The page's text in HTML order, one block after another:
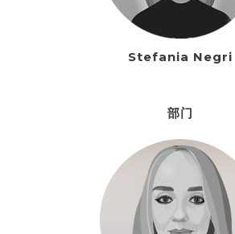
Stefania Negri
部门